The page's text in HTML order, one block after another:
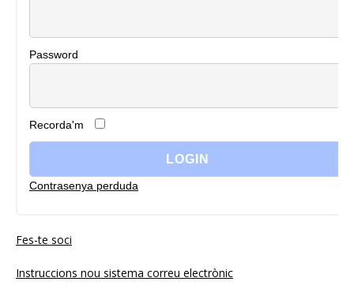
Password
Recorda'm
Contrasenya perduda
Fes-te soci
Instruccions nou sistema correu electrònic